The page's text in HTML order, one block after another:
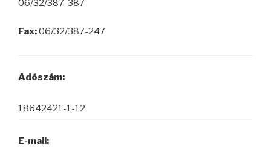
06/32/387-387
Fax:06/32/387-247
Adószám:
18642421-1-12
E-mail: